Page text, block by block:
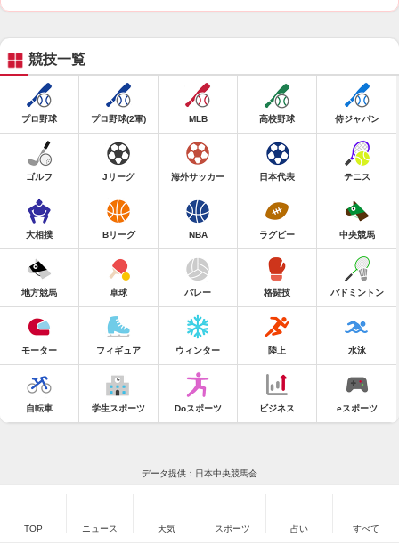
競技一覧
プロ野球 プロ野球(2軍) MLB 高校野球 侍ジャパン
ゴルフ Jリーグ 海外サッカー 日本代表 テニス
大相撲 Bリーグ NBA ラグビー 中央競馬
地方競馬 卓球 バレー 格闘技 バドミントン
モーター フィギュア ウィンター 陸上 水泳
自転車 学生スポーツ Doスポーツ ビジネス eスポーツ
データ提供：日本中央競馬会
TOP ニュース 天気 スポーツ 占い すべて